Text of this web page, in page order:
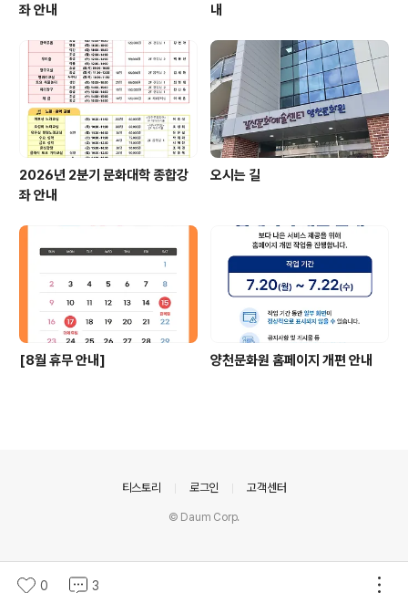
좌 안내
내
2026년 2분기 문화대학 종합강
좌 안내
오시는 길
[8월 휴무 안내] 양천문화원 홈페이지 개편 안내
0 3
티스토리 로그인 고객센터
© Daum Corp.